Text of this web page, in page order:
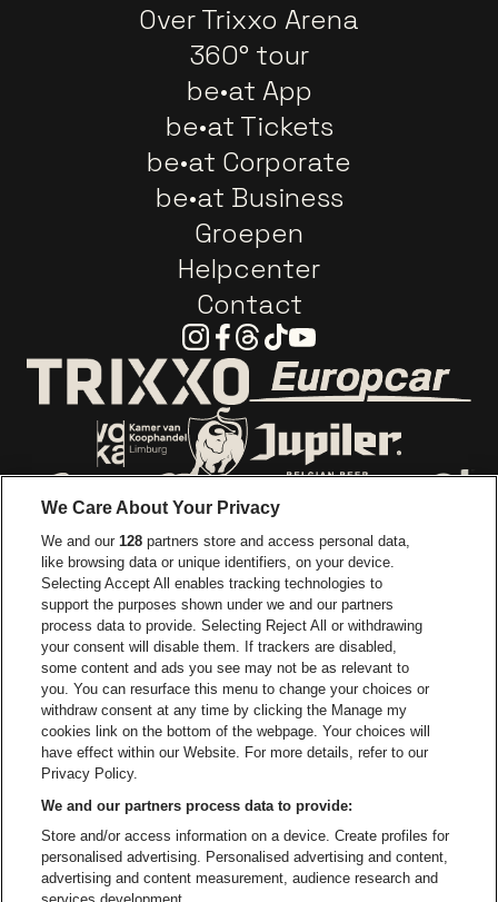
Over Trixxo Arena
360° tour
be•at App
be•at Tickets
be•at Corporate
be•at Business
Groepen
Helpcenter
Contact
Instagram
Facebook
Threads
TiktokYoutube
Ga naar de website van Trixxo
Ga naar de website van Voka Limburg
Ga naar de website van Coca-Cola
Ga naar de website van
Ga naar de
Ga naar de website van Champagne
Ga naar de website
Ga naar de website van Het
Ga naar de
Ga naar de website van Holiday
Ga naar de
Trixxo Arena is een deel vanbe•at
Trixxo Arena
Be-At Venues
Schijnpoortweg 119, 2170 Antwerpen
BTW (BE) 0461.051.688 - RPR Antwerpen
BNP Paribas Fortis - IBAN: BE93 2200 4925 0067 - BIC:
We Care About Your Privacy
We and our128 partners store and access personal data,
like browsing data or unique identifiers, on your device.
Selecting Accept All enables tracking technologies to
support the purposes shown under we and our partners
process data to provide. Selecting Reject All or withdrawing
your consent will disable them. If trackers are disabled,
some content and ads you see may not be as relevant to
you. You can resurface this menu to change your choices or
withdraw consent at any time by clicking the Manage my
cookies link on the bottom of the webpage. Your choices will
have effect within our Website. For more details, refer to our
Privacy Policy.
We and our partners process data to provide:
Store and/or access information on a device. Create profiles for
personalised advertising. Personalised advertising and content,
advertising and content measurement, audience research and